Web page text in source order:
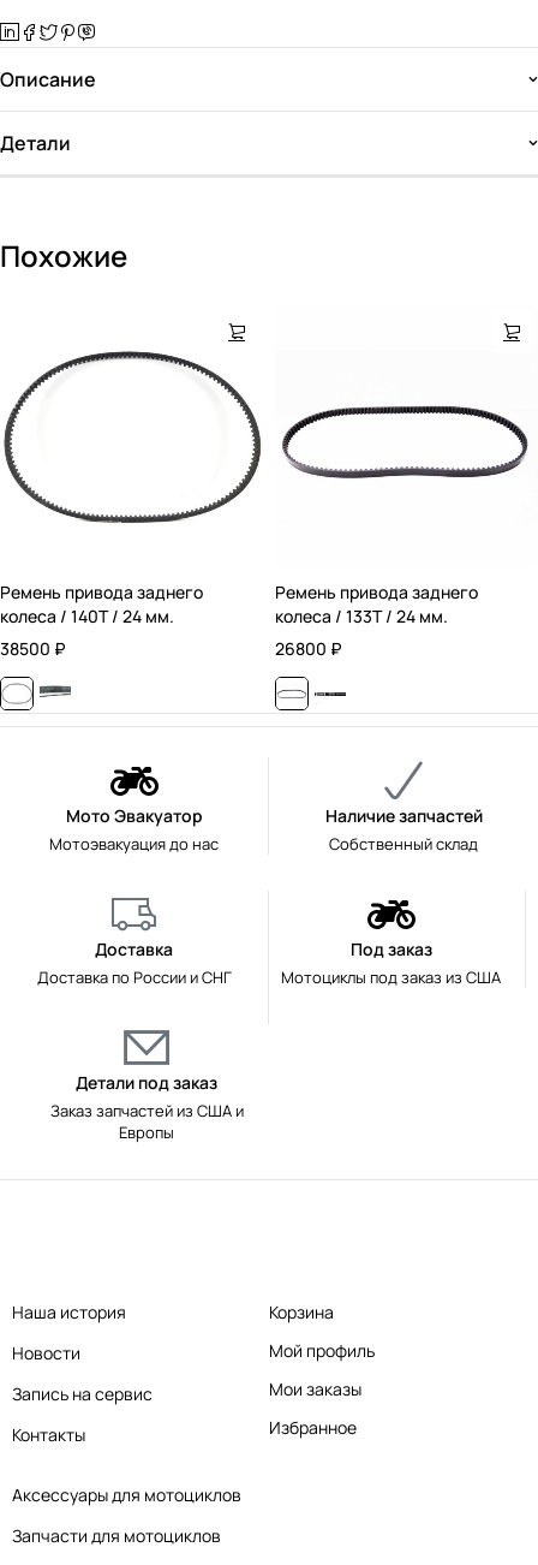
Описание
Детали
Похожие
Ремень привода заднего
колеса / 140T / 24 мм.
38500 ₽
Ремень привода заднего
колеса / 133T / 24 мм.
26800 ₽
Мото Эвакуатор
Мотоэвакуация до нас
Наличие запчастей
Собственный склад
Доставка
Доставка по России и СНГ
Под заказ
Мотоциклы под заказ из США
Детали под заказ
Заказ запчастей из США и
Европы
Аксессуары для мотоциклов
Запчасти для мотоциклов
Наша история
Новости
Запись на сервис
Контакты
Корзина
Мой профиль
Мои заказы
Избранное